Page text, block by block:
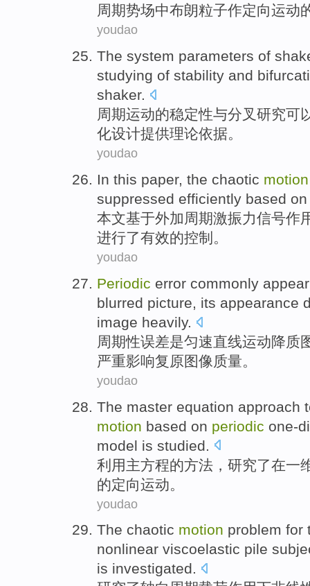
周期势场中布朗粒子作定向运动
youdao
The system parameters of
studying of stability and
shaker.
周期运动的稳定性与分叉 研究可
化设计提供理论依据。
youdao
In this paper, the chaotic motion
suppressed efficiently based on
本文基于外加周期激振力信号作
进行了有效的控制。
youdao
Periodic error commonly
blurred picture, its appearance
image heavily.
周期性误差是匀速直线运动降质
严重影响复原图像质量。
youdao
The master equation approach
motion based on periodic one-
model is studied
利用主方程的方法 ， 研究了在一
的定向运动 。
youdao
The chaotic motion problem for
nonlinear viscoelastic pile
is investigated.